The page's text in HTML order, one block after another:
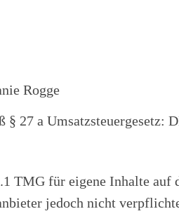
Rogge
27 a Umsatzsteuergesetz:
TMG für eigene Inhalte auf
jedoch nicht